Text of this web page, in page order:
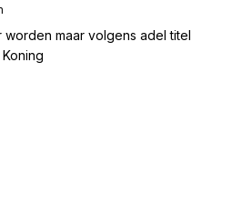
worden maar volgens adel titel